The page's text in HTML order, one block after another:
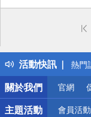
活動快訊
偏
得獎
熱門
銀行
偏遠
詐騙
關於我們
官網
主題活動 會員活動